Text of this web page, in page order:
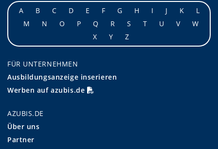
A
B C D E F G H I J K
L
M
N O P Q R S T U V
W
X
Y Z
FÜR UNTERNEHMEN
Ausbildungsanzeige inserieren
Werben auf azubis.de
AZUBIS.DE
Über uns
Partner